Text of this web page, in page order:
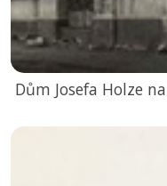
Dům Josefa Holze